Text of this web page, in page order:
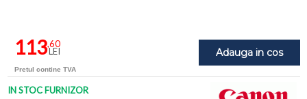
Adauga in cos
113,60
LEI
Pretul contine TVA
IN STOC FURNIZOR